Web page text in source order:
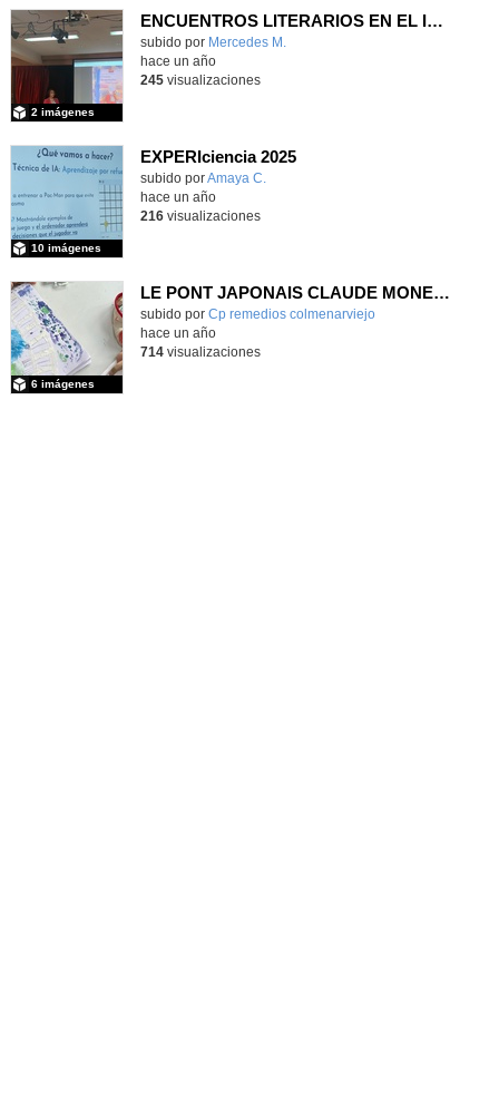
ENCUENTROS LITERARIOS EN EL IES ANTONIO DOMÍNGUEZ ORTIZ
subido por Mercedes M.
2 imágenes
hace un año
245visualizaciones
EXPERIciencia 2025
subido porAmaya C.
10 imágenes
hace un año
216visualizaciones
LE PONT JAPONAIS CLAUDE MONET L´IMPRESSIONISME
subido por Cp remedios colmenarviejo
6 imágenes
-
hace un año
714visualizaciones